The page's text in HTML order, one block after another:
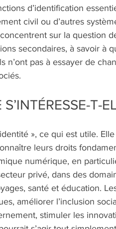
d’identification
civil ou d’autres
sur la question
secondaires, à savoir à
n’ont pas à essayer de
T-
», ce qui est utile.
leurs droits
numérique, en
privé, dans des
santé et éducation.
améliorer l’inclusion
stimuler les